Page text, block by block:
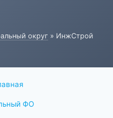
округ » ИнжСтрой
ФО